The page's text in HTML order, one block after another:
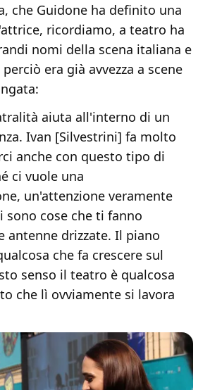
che Guidone ha definito una
ricordiamo, a teatro ha
nomi della scena italiana e
era già avvezza a scene
aiuta all'interno di un
Ivan [Silvestrini] fa molto
anche con questo tipo di
ci vuole una
un'attenzione veramente
sono cose che ti fanno
antenne drizzate. Il piano
che fa crescere sul
senso il teatro è qualcosa
che lì ovviamente si lavora